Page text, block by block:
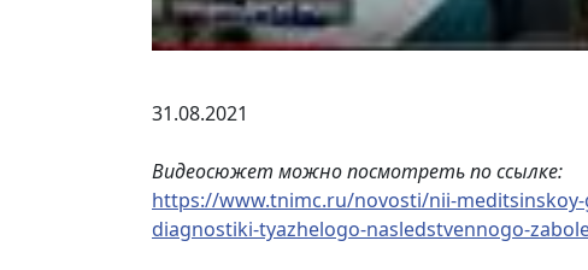
31.08.2021
Видеосюжет можно посмотреть по ссылке:
https://www.tnimc.ru/novosti/nii-
diagnostiki-tyazhelogo-nasledstvennogo-